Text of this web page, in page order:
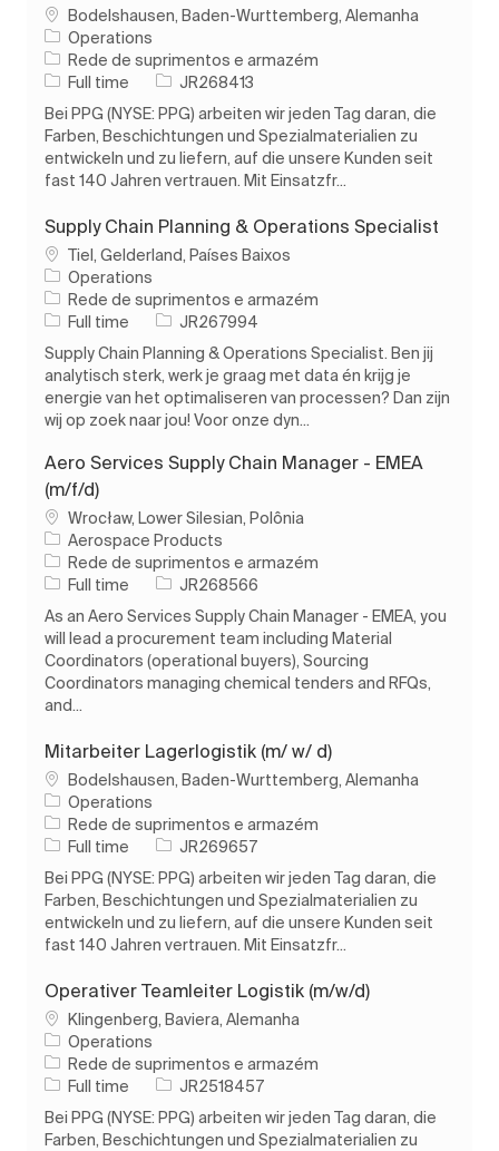
Localização
Bodelshausen, Baden-Wurttemberg, Alemanha
Operations
Categoria
Rede de suprimentos e armazém
Tipo de Trabalho
Full time ID do trabalho
JR268413
Bei PPG (NYSE: PPG) arbeiten wir jeden Tag daran, die
Farben, Beschichtungen und Spezialmaterialien zu
entwickeln und zu liefern, auf die unsere Kunden seit
fast 140 Jahren vertrauen. Mit Einsatzfr...
Supply Chain Planning & Operations Specialist
Localização
Tiel, Gelderland, Países Baixos
Operations
Categoria
Rede de suprimentos e armazém
Tipo de Trabalho
Full time ID do trabalho
JR267994
Supply Chain Planning & Operations Specialist. Ben jij
analytisch sterk, werk je graag met data én krijg je
energie van het optimaliseren van processen? Dan zijn
wij op zoek naar jou! Voor onze dyn...
Aero Services Supply Chain Manager - EMEA
(m/f/d)
Localização
Wrocław, Lower Silesian, Polônia
Aerospace Products
Categoria
Rede de suprimentos e armazém
Tipo de Trabalho
Full time ID do trabalho
JR268566
As an Aero Services Supply Chain Manager - EMEA, you
will lead a procurement team including Material
Coordinators (operational buyers), Sourcing
Coordinators managing chemical tenders and RFQs,
and...
Mitarbeiter Lagerlogistik (m/ w/ d)
Localização
Bodelshausen, Baden-Wurttemberg, Alemanha
Operations
Categoria
Rede de suprimentos e armazém
Tipo de Trabalho
Full time ID do trabalho
JR269657
Bei PPG (NYSE: PPG) arbeiten wir jeden Tag daran, die
Farben, Beschichtungen und Spezialmaterialien zu
entwickeln und zu liefern, auf die unsere Kunden seit
fast 140 Jahren vertrauen. Mit Einsatzfr...
Operativer Teamleiter Logistik (m/w/d)
Localização
Klingenberg, Baviera, Alemanha
Operations
Categoria
Rede de suprimentos e armazém
Tipo de Trabalho
Full time ID do trabalho
JR2518457
Bei PPG (NYSE: PPG) arbeiten wir jeden Tag daran, die
Farben, Beschichtungen und Spezialmaterialien zu